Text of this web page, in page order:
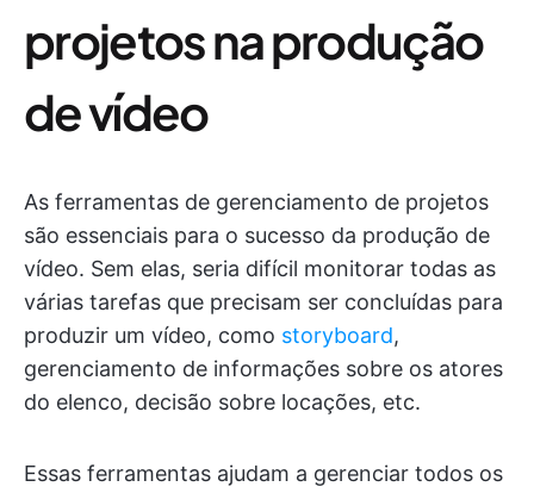
projetos na produção
de vídeo
As ferramentas de gerenciamento de projetos
são essenciais para o sucesso da produção de
vídeo. Sem elas, seria difícil monitorar todas as
várias tarefas que precisam ser concluídas para
produzir um vídeo, como storyboard,
gerenciamento de informações sobre os atores
do elenco, decisão sobre locações, etc.
Essas ferramentas ajudam a gerenciar todos os